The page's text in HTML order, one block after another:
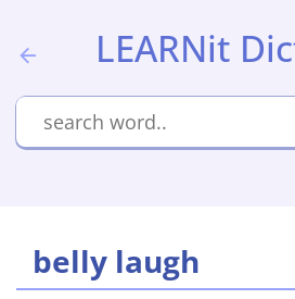
LEARNit
belly laugh